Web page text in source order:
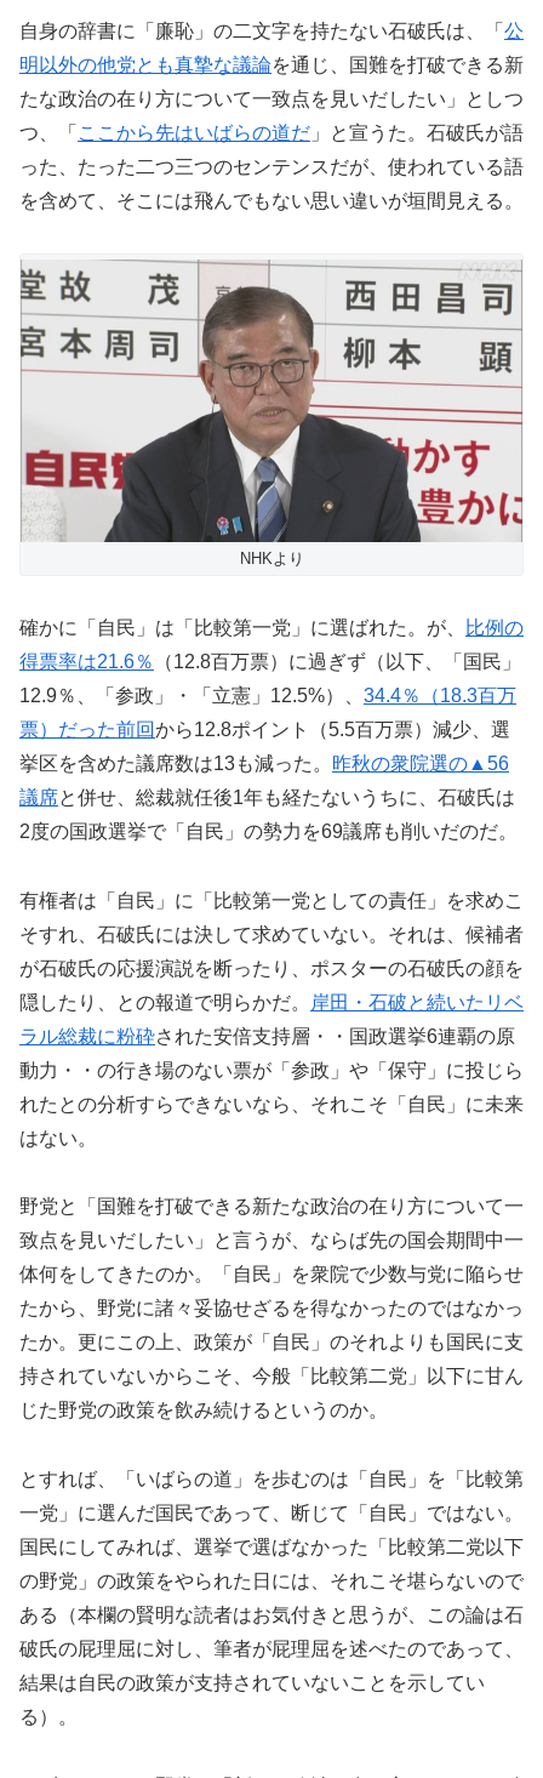
自身の辞書に「廉恥」の二文字を持たない石破氏は、「 公
明以外の他党とも真摯な議論を通じ、国難を打破できる新
たな政治の在り方について一致点を見いだしたい」としつ
つ、「 ここから先はいばらの道だ 」と宣うた。石破氏が語
った、たった二つ三つのセンテンスだが、使われている語
を含めて、そこには飛んでもない思い違いが垣間見える。
NHKより
確かに「自民」は「比較第一党」に選ばれた。が、
比例の
得票率は21.6％
（12.8百万票）に過ぎず（以下、「国民」
12.9％、「参政」・「立憲」12.5%）、 34.4％（18.3百万
票）だった前回から12.8ポイント（5.5百万票）減少、選
挙区を含めた議席数は13も減った。 昨秋の衆院選の▲56
議席と併せ、総裁就任後1年も経たないうちに、石破氏は
2度の国政選挙で「自民」の勢力を69議席も削いだのだ。
有権者は「自民」に「比較第一党としての責任」を求めこ
そすれ、石破氏には決して求めていない。それは、候補者
が石破氏の応援演説を断ったり、ポスターの石破氏の顔を
隠したり、との報道で明らかだ。
岸田・石破と続いたリベ
ラル総裁に粉砕された安倍支持層・・国政選挙6連覇の原
動力・・の行き場のない票が「参政」や「保守」に投じら
れたとの分析すらできないなら、それこそ「自民」に未来
はない。
野党と「国難を打破できる新たな政治の在り方について一
致点を見いだしたい」と言うが、ならば先の国会期間中一
体何をしてきたのか。「自民」を衆院で少数与党に陥らせ
たから、野党に諸々妥協せざるを得なかったのではなかっ
たか。更にこの上、政策が「自民」のそれよりも国民に支
持されていないからこそ、今般「比較第二党」以下に甘ん
じた野党の政策を飲み続けるというのか。
とすれば、「いばらの道」を歩むのは「自民」を「比較第
一党」に選んだ国民であって、断じて「自民」ではない。
国民にしてみれば、選挙で選ばなかった「比較第二党以下
の野党」の政策をやられた日には、それこそ堪らないので
ある（本欄の賢明な読者はお気付きと思うが、この論は石
破氏の屁理屈に対し、筆者が屁理屈を述べたのであって、
結果は自民の政策が支持されていないことを示してい
る）。